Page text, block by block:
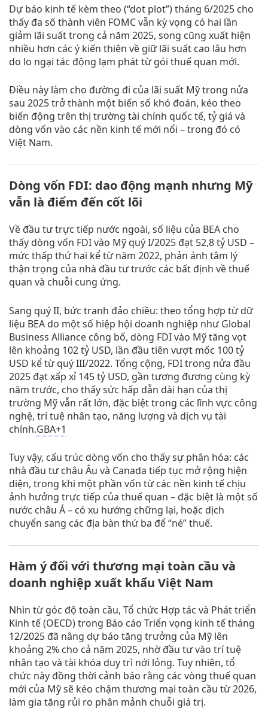
Dự báo kinh tế kèm theo (“dot plot”) tháng 6/2025 cho
thấy đa số thành viên FOMC vẫn kỳ vọng có hai lần
giảm lãi suất trong cả năm 2025, song cũng xuất hiện
nhiều hơn các ý kiến thiên về giữ lãi suất cao lâu hơn
do lo ngại tác động lạm phát từ gói thuế quan mới.
Điều này làm cho đường đi của lãi suất Mỹ trong nửa
sau 2025 trở thành một biến số khó đoán, kéo theo
biến động trên thị trường tài chính quốc tế, tỷ giá và
dòng vốn vào các nền kinh tế mới nổi – trong đó có
Việt Nam.
Dòng vốn FDI: dao động mạnh nhưng Mỹ
vẫn là điểm đến cốt lõi
Về đầu tư trực tiếp nước ngoài, số liệu của BEA cho
thấy dòng vốn FDI vào Mỹ quý I/2025 đạt 52,8 tỷ USD –
mức thấp thứ hai kể từ năm 2022, phản ánh tâm lý
thận trọng của nhà đầu tư trước các bất định về thuế
quan và chuỗi cung ứng.
Sang quý II, bức tranh đảo chiều: theo tổng hợp từ dữ
liệu BEA do một số hiệp hội doanh nghiệp như Global
Business Alliance công bố, dòng FDI vào Mỹ tăng vọt
lên khoảng 102 tỷ USD, lần đầu tiên vượt mốc 100 tỷ
USD kể từ quý III/2022. Tổng cộng, FDI trong nửa đầu
2025 đạt xấp xỉ 145 tỷ USD, gần tương đương cùng kỳ
năm trước, cho thấy sức hấp dẫn dài hạn của thị
trường Mỹ vẫn rất lớn, đặc biệt trong các lĩnh vực công
nghệ, trí tuệ nhân tạo, năng lượng và dịch vụ tài
chính.GBA+1
Tuy vậy, cấu trúc dòng vốn cho thấy sự phân hóa: các
nhà đầu tư châu Âu và Canada tiếp tục mở rộng hiện
diện, trong khi một phần vốn từ các nền kinh tế chịu
ảnh hưởng trực tiếp của thuế quan – đặc biệt là một số
nước châu Á – có xu hướng chững lại, hoặc dịch
chuyển sang các địa bàn thứ ba để “né” thuế.
Hàm ý đối với thương mại toàn cầu và
doanh nghiệp xuất khẩu Việt Nam
Nhìn từ góc độ toàn cầu, Tổ chức Hợp tác và Phát triển
Kinh tế (OECD) trong Báo cáo Triển vọng kinh tế tháng
12/2025 đã nâng dự báo tăng trưởng của Mỹ lên
khoảng 2% cho cả năm 2025, nhờ đầu tư vào trí tuệ
nhân tạo và tài khóa duy trì nới lỏng. Tuy nhiên, tổ
chức này đồng thời cảnh báo rằng các vòng thuế quan
mới của Mỹ sẽ kéo chậm thương mại toàn cầu từ 2026,
làm gia tăng rủi ro phân mảnh chuỗi giá trị.